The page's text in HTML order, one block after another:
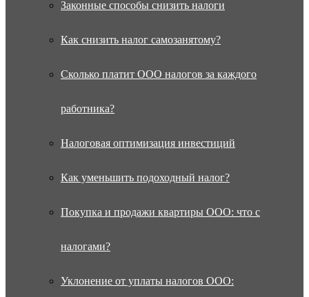
Законные способы снизить налоги
Как снизить налог самозанятому?
Сколько платит ООО налогов за каждого
работника?
Налоговая оптимизация инвестиций
Как уменьшить подоходный налог?
Покупка и продажи квартиры ООО: что с
налогами?
Уклонение от уплаты налогов ООО: